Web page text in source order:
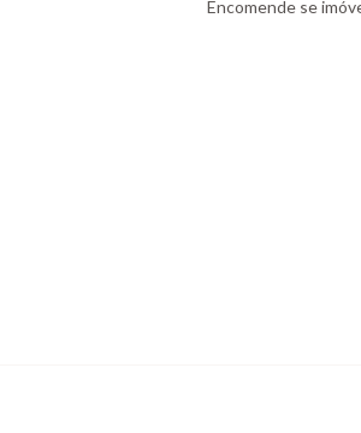
Encomende se